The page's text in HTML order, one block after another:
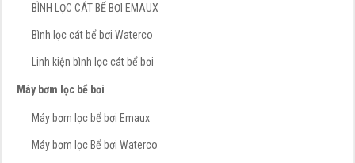
BÌNH LỌC CÁT BỂ BƠI EMAUX
Bình lọc cát bể bơi Waterco
Linh kiện bình lọc cát bể bơi
Máy bơm lọc bể bơi
Máy bơm lọc bể bơi Emaux
Máy bơm lọc Bể bơi Waterco